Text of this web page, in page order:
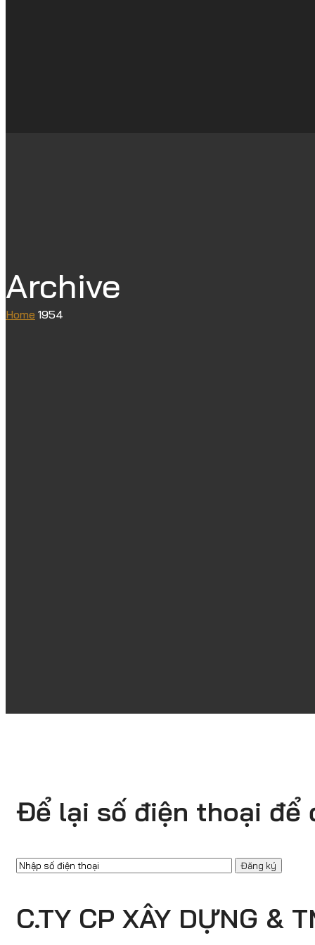
Archive
Home 1954
Để lại số điện thoại để
Đăng
email
C.TY CP XÂY DỰNG &